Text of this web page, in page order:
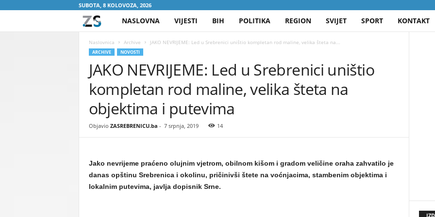
SUBOTA, 8 KOLOVOZA, 2026
A
S
E
B
N
NASLOVNA VIJESTI BIH POLITIKA REGION SVIJET SPORT KONTAKT
Naslovnica Archive JAKO NEVRIJEME: Led u Srebrenici uništio kompletan rod maline, velika šteta na...
ARCHIVE NOVOSTI
JAKO NEVRIJEME: Led u Srebrenici uništio
kompletan rod maline, velika šteta na
objektima i putevima
Objavio ZASREBRENICU.ba - 7 srpnja, 2019 14
Jako nevrijeme praćeno olujnim vjetrom, obilnom kišom i gradom veličine oraha zahvatilo je
danas opštinu Srebrenica i okolinu, pričinivši štete na voćnjacima, stambenim objektima i
lokalnim putevima, javlja dopisnik Srne.